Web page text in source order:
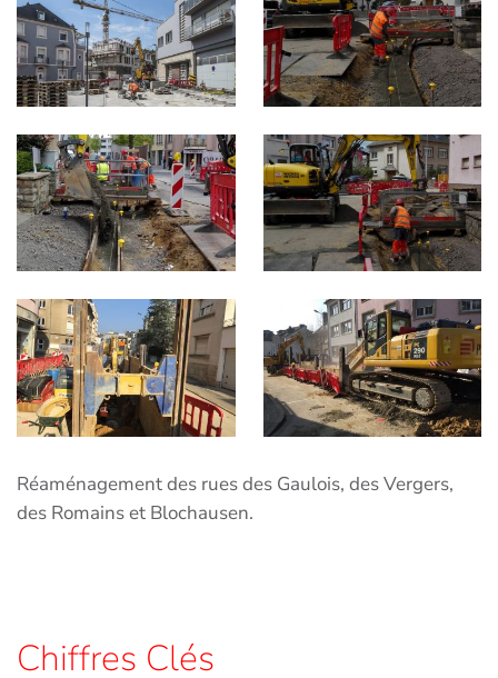
Réaménagement des rues des Gaulois, des Vergers,
des Romains et Blochausen.
Chiffres Clés